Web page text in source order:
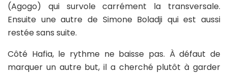
(Agogo) qui survole carrément la transversale.
Ensuite une autre de Simone Boladji qui est aussi
restée sans suite.
Côté Hafia, le rythme ne baisse pas. À défaut de
marquer un autre but, il a cherché plutôt à garder